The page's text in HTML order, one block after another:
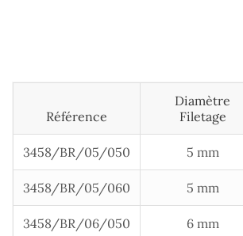
Référence
Diamètre
Filetage
3458/BR/05/050 5 mm
3458/BR/05/060 5 mm
3458/BR/06/050 6 mm